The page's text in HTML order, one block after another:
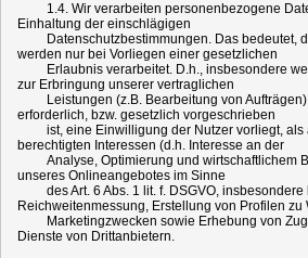
1.4. Wir verarbeiten personenbezogene
Einhaltung der einschlägigen
Datenschutzbestimmungen. Das bedeutet,
werden nur bei Vorliegen einer gesetzlichen
Erlaubnis verarbeitet. D.h., insbesondere
zur Erbringung unserer vertraglichen
Leistungen (z.B. Bearbeitung von Aufträgen)
erforderlich, bzw. gesetzlich vorgeschrieben
ist, eine Einwilligung der Nutzer vorliegt, als
berechtigten Interessen (d.h. Interesse an der
Analyse, Optimierung und wirtschaftlichem
unseres Onlineangebotes im Sinne
des Art. 6 Abs. 1 lit. f. DSGVO, insbesondere
Reichweitenmessung, Erstellung von Profilen zu
Marketingzwecken sowie Erhebung von
Dienste von Drittanbietern.